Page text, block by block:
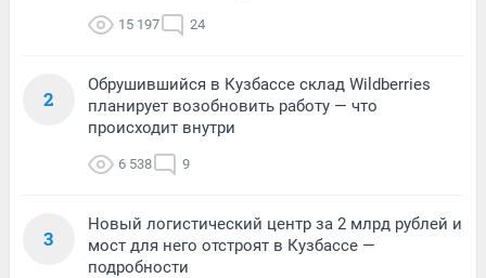
15 197 24
2
Обрушившийся в Кузбассе склад Wildberries
планирует возобновить работу — что
происходит внутри
6 538 9
3
Новый логистический центр за 2 млрд рублей и
мост для него отстроят в Кузбассе —
подробности